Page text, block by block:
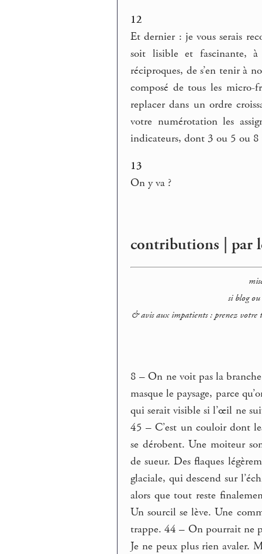
12
Et dernier : je vous serais
soit lisible et fascinante, à
réciproques, de s’en tenir à
composé de tous les micro-
replacer dans un ordre
votre numérotation les
indicateurs, dont 3 ou 5 ou 8
13
On y va ?
contributions | par
si blog
& avis aux impatients : prenez votre
8 – On ne voit pas la
masque le paysage, parce
qui serait visible si l’œil ne
45 – C’est un couloir dont
se dérobent. Une moiteur
de sueur. Des flaques
glaciale, qui descend sur
alors que tout reste
Un sourcil se lève. Une
trappe. 44 – On pourrait ne
Je ne peux plus rien avaler.